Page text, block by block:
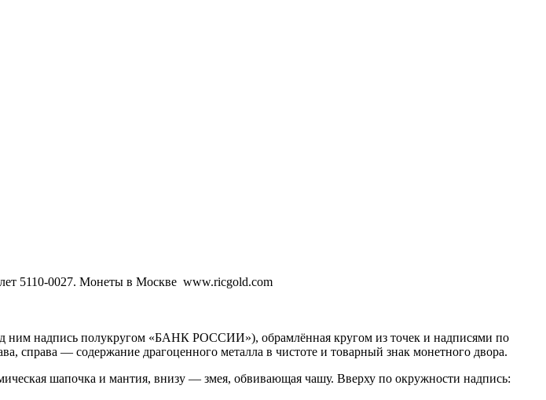
5110-0027. Монеты в Москве www.ricgold.com
ним надпись полукругом «БАНК РОССИИ»), обрамлённая кругом из точек и надписями по
— содержание драгоценного металла в чистоте и товарный знак монетного двора.
шапочка и мантия, внизу — змея, обвивающая чашу. Вверху по окружности надпись: